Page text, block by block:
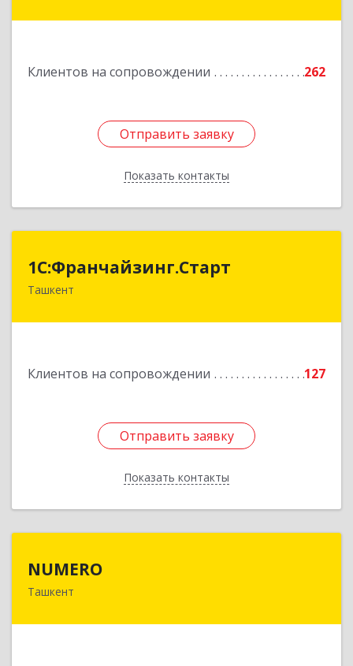
Клиентов на сопровождении 262
Отправить заявку
Показать контакты
Отправить заявку
Назад
1С:Франчайзинг.Старт
Ташкент
Клиентов на сопровождении 127
Отправить заявку
Показать контакты
1С:Франчайзинг.Старт
Узбекистан, г.Ташкент, Шахантахурский район,
Отправить заявку
Назад
NUMERO
Ташкент
УЗБЕКИСТАН , г. Ташкент, Хамзинский район,